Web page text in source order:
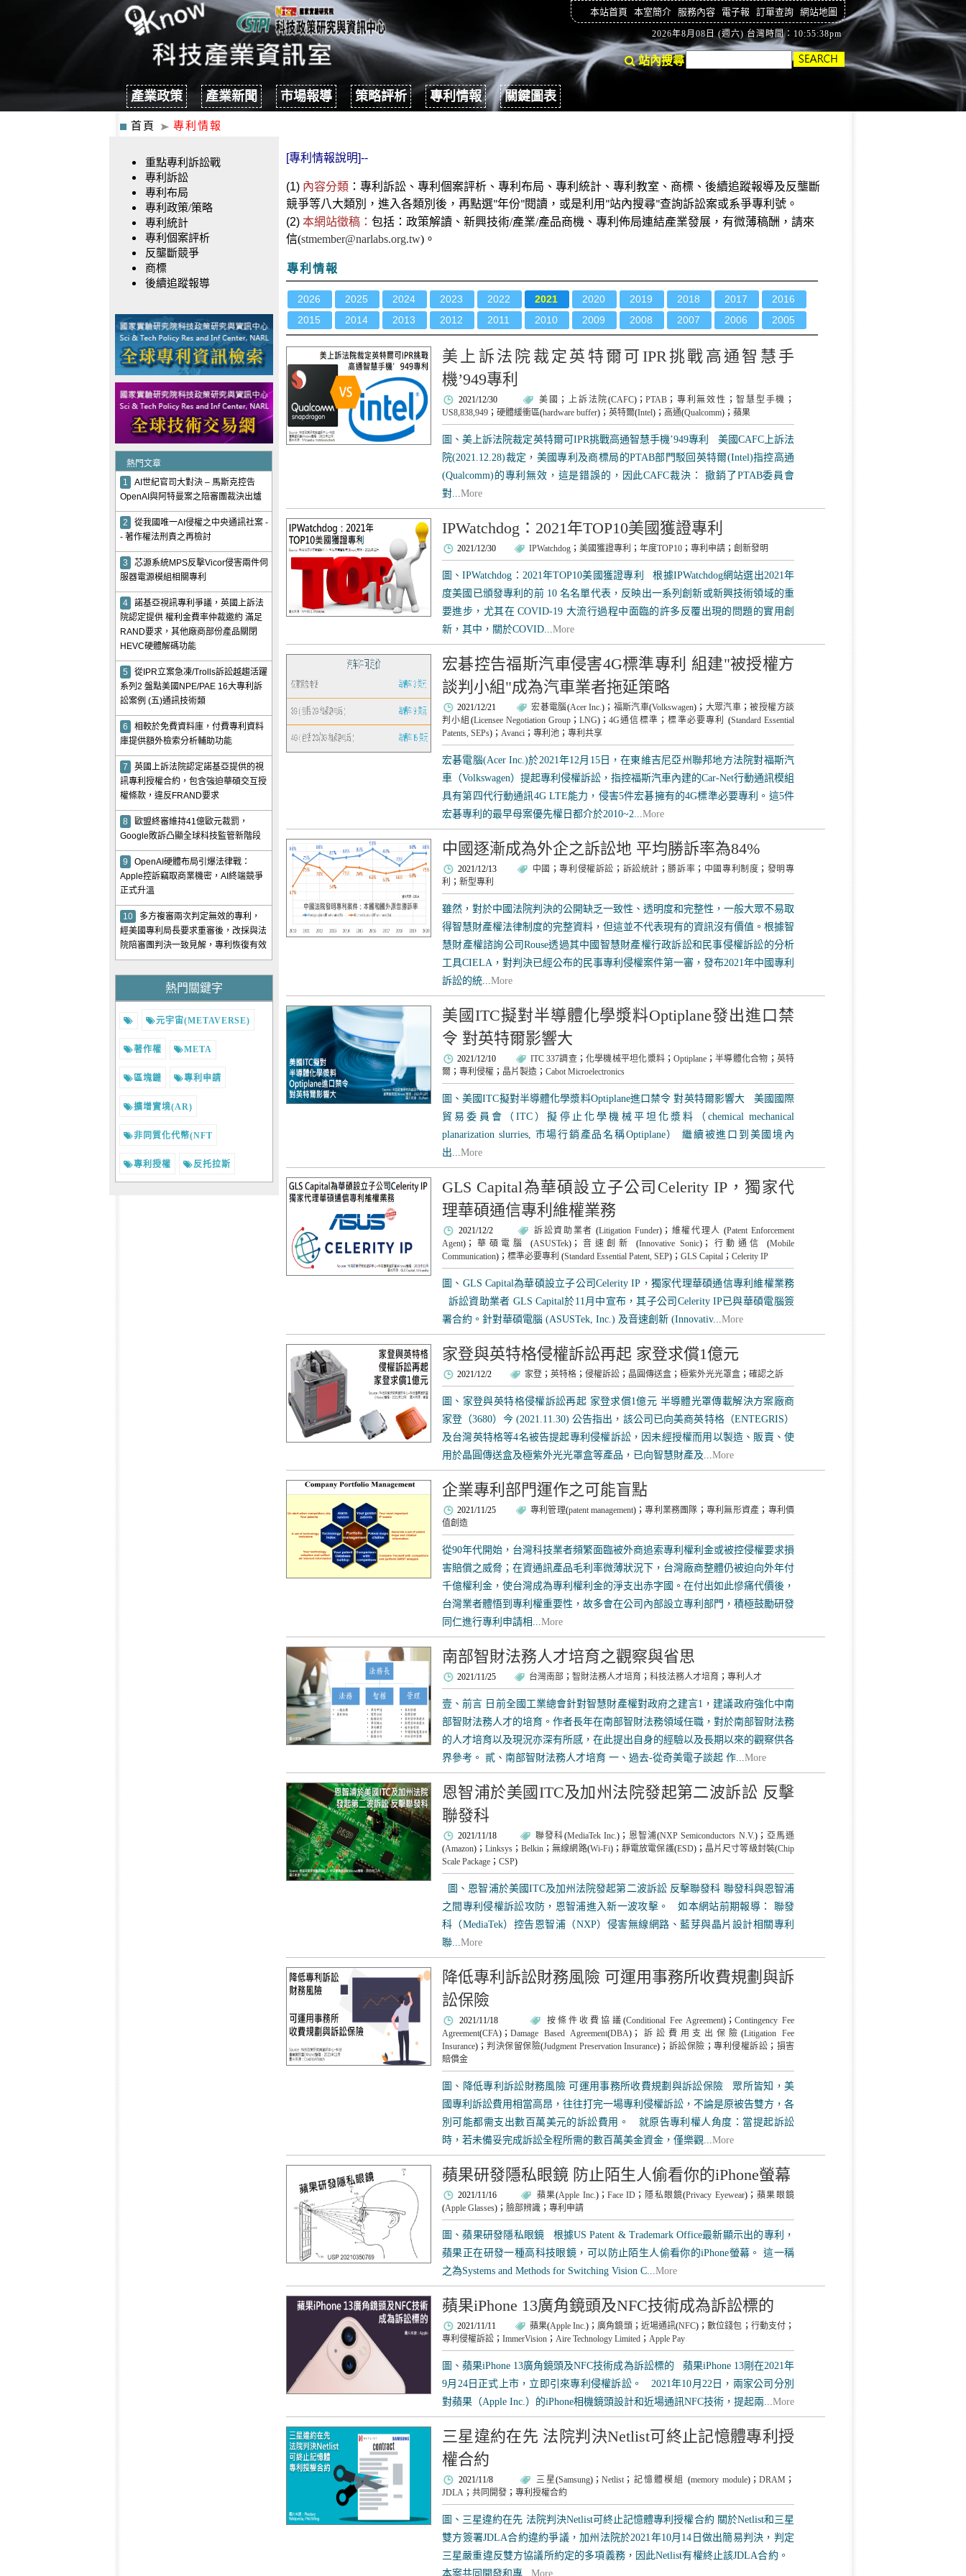
本站首頁 本室簡介 服務內容 電子報 訂單查詢 網站地圖
2026年8月08日 (週六) 台灣時間：10:55:39pm
站內搜尋
產業政策 產業新聞 市場報導 策略評析 專利情報 關鍵圖表
首頁 專利情報
重點專利訴訟戰
專利訴訟
專利布局
專利政策/策略
專利統計
專利個案評析
反壟斷競爭
商標
後續追蹤報導
熱門文章
1
AI世紀官司大對決 – 馬斯克控告
OpenAI與阿特曼案之陪審團裁決出爐
2
從我國唯一AI侵權之中央通訊社案 -
- 著作權法刑責之再檢討
3
芯源系統MPS反擊Vicor侵害兩件伺
服器電源模組相關專利
4
諾基亞視訊專利爭議，英國上訴法
院認定提供 權利金費率仲裁邀約 滿足
RAND要求，其他廠商部份產品關閉
HEVC硬體解碼功能
5
從IPR立案急凍/Trolls訴訟越趨活躍
系列2 盤點美國NPE/PAE 16大專利訴
訟案例 (五)通訊技術類
6
相較於免費資料庫，付費專利資料
庫提供額外檢索分析輔助功能
7
英國上訴法院認定諾基亞提供的視
訊專利授權合約，包含強迫華碩交互授
權條款，違反FRAND要求
8
歐盟終審維持41億歐元裁罰，
Google敗訴凸顯全球科技監管新階段
9
OpenAI硬體布局引爆法律戰：
Apple控訴竊取商業機密，AI終端競爭
正式升溫
10
多方複審兩次判定無效的專利，
經美國專利局長要求重審後，改採與法
院陪審團判決一致見解，專利恢復有效
熱門關鍵字
元宇宙(METAVERSE)
著作權 META
區塊鏈 專利申請
擴增實境(AR)
非同質化代幣(NFT
專利授權 反托拉斯
[專利情報說明]--
(1) 內容分類 ： 專利 訴訟、 專利個案評析、專利布局、專利統計、專利教室 、商標、後續追蹤報導及反壟斷
競爭等八大類別，進入各類別後 ，再點選"年份"閱讀，或是利用 "站內搜尋"查詢訴訟案或系爭專利號。
(2) 本網站徵稿： 包括：政策解讀、新興技術/產業/產品商機、專利佈局連結產業發展，有微薄稿酬，請來
信(stmember@narlabs.org.tw)。
專利情報
2026 2025 2024 2023 2022 2021 2020 2019 2018 2017
2016
2015
2014 2013 2012 2011 2010 2009 2008 2007 2006 2005
美上訴法院裁定英特爾可IPR挑戰高通智慧手
機’949專利
2021/12/30 美國 ； 上訴法院(CAFC)；PTAB ； 專利無效性 ； 智慧型手機 ；
US8,838,949 ； 硬體緩衝區(hardware buffer)； 英特爾(Intel)； 高通(Qualcomm)； 蘋果
圖、美上訴法院裁定英特爾可IPR挑戰高通智慧手機’949專利 美國CAFC上訴法
院(2021.12.28)裁定，美國專利及商標局的PTAB部門駁回英特爾(Intel)指控高通
(Qualcomm)的專利無效，這是錯誤的，因此CAFC裁決： 撤銷了PTAB委員會
對...More
IPWatchdog：2021年TOP10美國獲證專利
2021/12/30 IPWatchdog ； 美國獲證專利 ； 年度TOP10 ； 專利申請 ； 創新發明
圖、IPWatchdog：2021年TOP10美國獲證專利 根據IPWatchdog網站選出2021年
度美國已頒發專利的前 10 名名單代表，反映出一系列創新或新興技術領域的重
要進步，尤其在 COVID-19 大流行過程中面臨的許多反覆出現的問題的實用創
新，其中，關於COVID...More
宏碁控告福斯汽車侵害4G標準專利 組建"被授權方
談判小組"成為汽車業者拖延策略
2021/12/21 宏碁電腦(Acer Inc.)； 福斯汽車(Volkswagen)； 大眾汽車 ；被授權方談
判小組 (Licensee Negotiation Group ；LNG)；4G通信標準 ； 標準必要專利 (Standard Essential
Patents, SEPs)； Avanci ； 專利池 ； 專利共享
宏碁電腦(Acer Inc.)於2021年12月15日，在東維吉尼亞州聯邦地方法院對福斯汽
車（Volkswagen）提起專利侵權訴訟，指控福斯汽車內建的Car-Net行動通訊模組
具有第四代行動通訊4G LTE能力，侵害5件宏碁擁有的4G標準必要專利。這5件
宏碁專利的最早母案優先權日都介於2010~2...More
中國逐漸成為外企之訴訟地 平均勝訴率為84%
2021/12/13 中國 ； 專利侵權訴訟 ； 訴訟統計 ； 勝訴率 ； 中國專利制度 ； 發明專
利
； 新型專利
雖然，對於中國法院判決的公開缺乏一致性、透明度和完整性，一般大眾不易取
得智慧財產權法律制度的完整資料，但這並不代表現有的資訊沒有價值。根據智
慧財產權諮詢公司Rouse透過其中國智慧財產權行政訴訟和民事侵權訴訟的分析
工具CIELA，對判決已經公布的民事專利侵權案件第一審，發布2021年中國專利
訴訟的統...More
美國ITC擬對半導體化學漿料Optiplane發出進口禁
令 對英特爾影響大
2021/12/10 ITC 337調查； 化學機械平坦化漿料 ； Optiplane ； 半導體化合物 ； 英特
爾 ； 專利侵權 ； 晶片製造 ； Cabot Microelectronics
圖、美國ITC擬對半導體化學漿料Optiplane進口禁令 對英特爾影響大 美國國際
貿易委員會（ITC）擬停止化學機械平坦化漿料（chemical mechanical
planarization slurries, 市場行銷產品名稱Optiplane） 繼續被進口到美國境內
出...More
GLS Capital為華碩設立子公司Celerity IP，獨家代
理華碩通信專利維權業務
2021/12/2 訴訟資助業者(Litigation Funder)； 維權代理人(Patent Enforcement
Agent)； 華碩電腦 (ASUSTek)； 音速創新 (Innovative Sonic)； 行動通信(Mobile
Communication)； 標準必要專利 (Standard Essential Patent, SEP)； GLS Capital ； Celerity IP
圖、GLS Capital為華碩設立子公司Celerity IP，獨家代理華碩通信專利維權業務
訴訟資助業者 GLS Capital於11月中宣布，其子公司Celerity IP已與華碩電腦簽
署合約。針對華碩電腦 (ASUSTek, Inc.) 及音速創新 (Innovativ...More
家登與英特格侵權訴訟再起 家登求償1億元
2021/12/2 家登 ； 英特格 ； 侵權訴訟 ； 晶圓傳送盒 ； 極紫外光光罩盒 ； 確認之訴
圖、家登與英特格侵權訴訟再起 家登求償1億元 半導體光罩傳載解決方案廠商
家登（3680）今 (2021.11.30) 公告指出，該公司已向美商英特格（ENTEGRIS）
及台灣英特格等4名被告提起專利侵權訴訟，因未經授權而用以製造、販賣、使
用於晶圓傳送盒及極紫外光光罩盒等產品，已向智慧財產及...More
企業專利部門運作之可能盲點
2021/11/25 專利管理(patent management)；專利業務團隊 ； 專利無形資產 ； 專利價
值創造
從90年代開始，台灣科技業者頻繁面臨被外商追索專利權利金或被控侵權要求損
害賠償之威脅；在資通訊產品毛利率微薄狀況下，台灣廠商整體仍被迫向外年付
千億權利金，使台灣成為專利權利金的淨支出赤字國。在付出如此慘痛代價後，
台灣業者體悟到專利權重要性，故多會在公司內部設立專利部門，積極鼓勵研發
同仁進行專利申請相...More
南部智財法務人才培育之觀察與省思
2021/11/25 台灣南部 ； 智財法務人才培育 ； 科技法務人才培育 ； 專利人才
壹、前言 日前全國工業總會針對智慧財產權對政府之建言1，建議政府強化中南
部智財法務人才的培育。作者長年在南部智財法務領域任職，對於南部智財法務
的人才培育以及現況亦深有所感，在此提出自身的經驗以及長期以來的觀察供各
界參考。 貳、南部智財法務人才培育 一、過去-從奇美電子談起 作...More
恩智浦於美國ITC及加州法院發起第二波訴訟 反擊
聯發科
2021/11/18 聯發科(MediaTek Inc.)； 恩智浦(NXP Semiconductors N.V.)； 亞馬遜
(Amazon)； Linksys ； Belkin ； 無線網路(Wi-Fi)； 靜電放電保護(ESD)； 晶片尺寸等級封裝(Chip
Scale Package ； CSP)
圖、恩智浦於美國ITC及加州法院發起第二波訴訟 反擊聯發科 聯發科與恩智浦
之間專利侵權訴訟攻防，恩智浦進入新一波攻擊。 如本網站前期報導： 聯發
科（MediaTek）控告恩智浦（NXP）侵害無線網路、藍芽與晶片設計相關專利
聯...More
降低專利訴訟財務風險 可運用事務所收費規劃與訴
訟保險
2021/11/18 按條件收費協議 (Conditional Fee Agreement)； Contingency Fee
Agreement(CFA)； Damage Based Agreement(DBA)； 訴訟費用支出保險(Litigation Fee
Insurance)； 判決保留保險(Judgment Preservation Insurance)； 訴訟保險 ； 專利侵權訴訟 ； 損害
賠償金
圖、降低專利訴訟財務風險 可運用事務所收費規劃與訴訟保險 眾所皆知，美
國專利訴訟費用相當高昂，往往打完一場專利侵權訴訟，不論是原被告雙方，各
別可能都需支出數百萬美元的訴訟費用。 就原告專利權人角度：當提起訴訟
時，若未備妥完成訴訟全程所需的數百萬美金資金，僅樂觀...More
蘋果研發隱私眼鏡 防止陌生人偷看你的iPhone螢幕
2021/11/16 蘋果(Apple Inc.)； Face ID； 隱私眼鏡(Privacy Eyewear)； 蘋果眼鏡
(Apple Glasses)； 臉部辨識 ； 專利申請
圖、蘋果研發隱私眼鏡 根據US Patent & Trademark Office最新顯示出的專利，
蘋果正在研發一種高科技眼鏡，可以防止陌生人偷看你的iPhone螢幕。 這一稱
之為Systems and Methods for Switching Vision C...More
蘋果iPhone 13廣角鏡頭及NFC技術成為訴訟標的
2021/11/11 蘋果(Apple Inc.)；廣角鏡頭 ； 近場通訊(NFC)；數位錢包 ； 行動支付 ；
專利侵權訴訟 ； ImmerVision ； Aire Technology Limited ； Apple Pay
圖、蘋果iPhone 13廣角鏡頭及NFC技術成為訴訟標的 蘋果iPhone 13剛在2021年
9月24日正式上市，立即引來專利侵權訴訟。 2021年10月22日，兩家公司分別
對蘋果（Apple Inc.）的iPhone相機鏡頭設計和近場通訊NFC技術，提起兩...More
三星違約在先 法院判決Netlist可終止記憶體專利授
權合約
2021/11/8 三星(Samsung)；Netlist ； 記憶體模組(memory module)；DRAM ；
JDLA ； 共同開發 ； 專利授權合約
圖、三星違約在先 法院判決Netlist可終止記憶體專利授權合約 關於Netlist和三星
雙方簽署JDLA合約違約爭議，加州法院於2021年10月14日做出簡易判決，判定
三星嚴重違反雙方協議所約定的多項義務，因此Netlist有權終止該JDLA合約。
本案共同開發和專... More